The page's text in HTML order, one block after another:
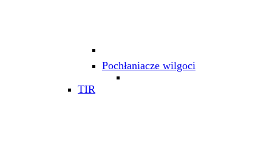
Pochłaniacze wilgoci
TIR